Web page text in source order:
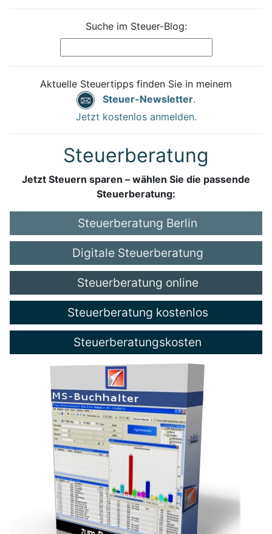
Suche im Steuer-Blog:
Aktuelle Steuertipps finden Sie in meinem
Steuer-Newsletter.
Jetzt kostenlos anmelden.
Steuerberatung
Jetzt Steuern sparen – wählen Sie die passende
Steuerberatung:
Steuerberatung Berlin
Digitale Steuerberatung
Steuerberatung online
Steuerberatung kostenlos
Steuerberatungskosten